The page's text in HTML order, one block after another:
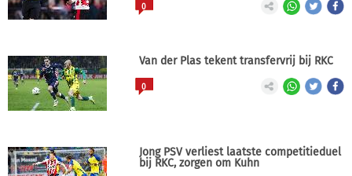
0
Van der Plas tekent transfervrij bij RKC
0
Jong PSV verliest laatste competitieduel
bij RKC, zorgen om Kuhn